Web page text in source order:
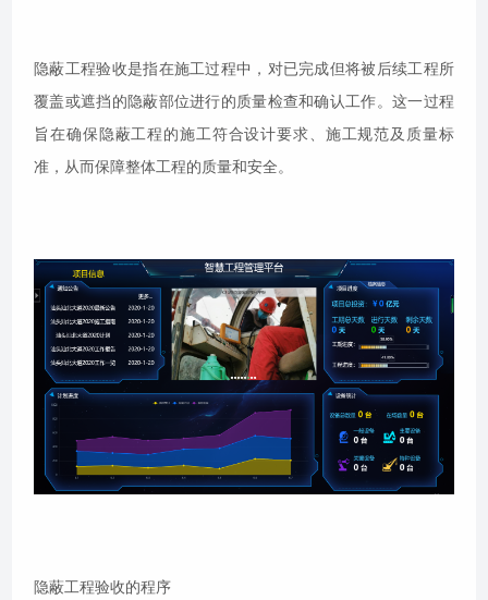
隐蔽工程验收是指在施工过程中，对已完成但将被后续工程所
覆盖或遮挡的隐蔽部位进行的质量检查和确认工作。这一过程
旨在确保隐蔽工程的施工符合设计要求、施工规范及质量标
准，从而保障整体工程的质量和安全。
隐蔽工程验收的程序